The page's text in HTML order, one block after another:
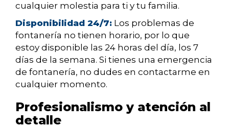
cualquier molestia para ti y tu familia.
Disponibilidad 24/7: Los problemas de
fontanería no tienen horario, por lo que
estoy disponible las 24 horas del día, los 7
días de la semana. Si tienes una emergencia
de fontanería, no dudes en contactarme en
cualquier momento.
Profesionalismo y atención al
detalle